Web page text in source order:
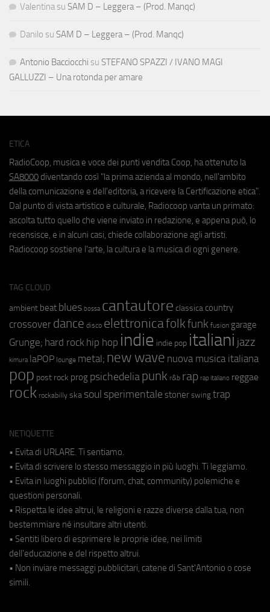
Valentina su SAM D – Leggera – (Prod. Manqc)
Danilo su SAM D – Leggera – (Prod. Manqc)
Antonio Bacciocchi su STEFANO SPAZZI / IVANO MAGI
GALLUZZI – Una rotonda per amare
ETICA
RadioCoop, musica e voce dei punti vendita Coop, ha ottenuto la
SA8000 diventando così "la prima azienda al mondo, nell'ambito
della comunicazione e dell'editoria, a ricevere la Certificazione etica".
Dal punto di vista artistico e culturale, Radiocoop vanta un primato:
ascolta tutto quello che viene inviato in redazione, e appena può, lo
recensisce, e in alcuni casi, chiede collaborazione agli artisti.
Radiocoop sostiene l'arte, la cultura e la musica di ogni genere.
TAG CLOUD
ambient beat blues bossa cantautore classica country
crossover dance disco elettronicafolkfunk fusion garage
Grunge; hard rock hip hop indie indie pop italiani jazz
kimura laPOP lounge metal; new wave nuova musica italiana
pop post rock prog psichedeliapunk r&b rap rap italiano reggae
rock rockabilly ska soul sperimentale stoner swing trap
NETIQUETTE
• Evita di URLARE. Ti sentiamo.
• Evita di scrivere lo stesso messaggio in più luoghi. Ti leggiamo.
• Evita in luoghi pubblici (forum, chat, community) polemiche e
questioni personali.
• Rispetta le idee altrui, le religioni e razze diverse dalla tua, non
bestemmiare né insultare altri utenti.
• Sentiti libero di esprimere le proprie idee, nei limiti
dell'educazione e del rispetto altrui.
• Non inviare messaggi pubblicitari, catene di Sant'Antonio o cose
simili.